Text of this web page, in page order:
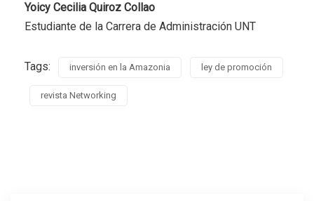
Yoicy Cecilia Quiroz Collao
Estudiante de la Carrera de Administración UNT
Tags: inversión en la Amazonia ley de promoción
revista Networking